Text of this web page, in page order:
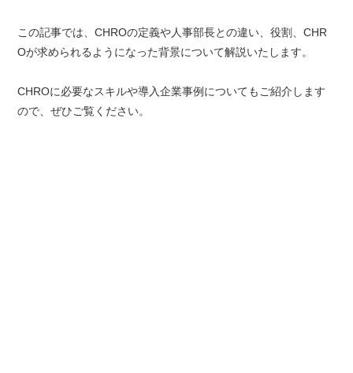
この記事では、CHROの定義や人事部長との違い、役割、CHR
Oが求められるようになった背景について解説いたします。
CHROに必要なスキルや導入企業事例についてもご紹介します
ので、ぜひご覧ください。